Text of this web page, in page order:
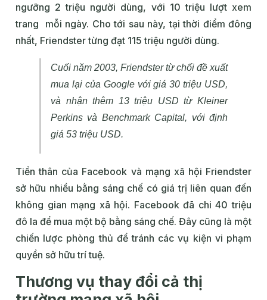
ngưỡng 2 triệu người dùng, với 10 triệu lượt xem
trang mỗi ngày. Cho tới sau này, tại thời điểm đông
nhất, Friendster từng đạt 115 triệu người dùng.
Cuối năm 2003, Friendster từ chối đề xuất
mua lại của Google với giá 30 triệu USD,
và nhận thêm 13 triệu USD từ Kleiner
Perkins và Benchmark Capital, với định
giá 53 triệu USD.
Tiền thân của Facebook và mạng xã hội Friendster
sở hữu nhiều bằng sáng chế có giá trị liên quan đến
không gian mạng xã hội. Facebook đã chi 40 triệu
đô la để mua một bộ bằng sáng chế. Đây cũng là một
chiến lược phòng thủ để tránh các vụ kiện vi phạm
quyền sở hữu trí tuệ.
Thương vụ thay đổi cả thị